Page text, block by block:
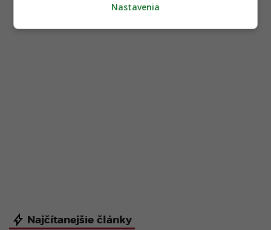
Najčítanejšie články
Nastavenia